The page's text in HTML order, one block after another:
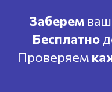
Заберем
Бесплатно
Проверяем